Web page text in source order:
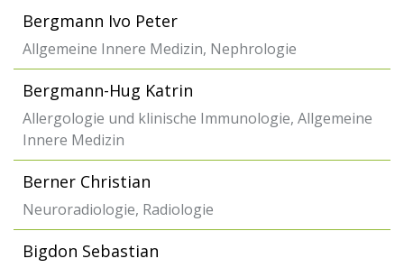
Bergmann Ivo Peter
Allgemeine Innere Medizin, Nephrologie
Bergmann-Hug Katrin
Allergologie und klinische Immunologie, Allgemeine
Innere Medizin
Berner Christian
Neuroradiologie, Radiologie
Bigdon Sebastian